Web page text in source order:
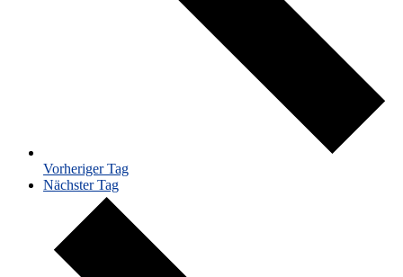
Vorheriger Tag
Nächster Tag